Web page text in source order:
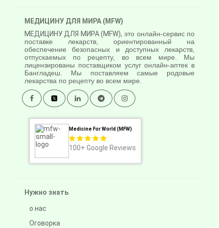
МЕДИЦИНУ ДЛЯ МИРА (MFW)
МЕДИЦИНУ ДЛЯ МИРА (MFW), это онлайн-сервис по
поставке лекарств, ориентированный на
обеспечение безопасных и доступных лекарств,
отпускаемых по рецепту, во всем мире. Мы
лицензированы поставщиком услуг онлайн-аптек в
Бангладеш. Мы поставляем самые родовые
лекарства по рецепту во всем мире.
Medicine For World (MFW)
100+ Google Reviews
Нужно знать
о нас
Оговорка